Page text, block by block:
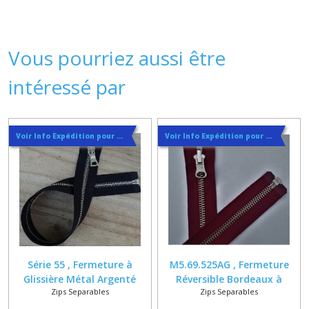
Vous pourriez aussi être
intéressé par
Voir Info Expédition pour Régler les Frais de Port au Meilleur Prix , En haut d'ecran à Droite
Série 55 , Fermeture à
Glissière Métal Argenté
brillant 6 mm sur Mesure
Zips Separables
Voir Info Expédition pour Régler les Frais de Port au Meilleur Prix , En haut d'ecran à Droite
M5.69.525AG , Fermeture
Réversible Bordeaux à
Glissière Argentée 6 mm Sur
Zips Separables